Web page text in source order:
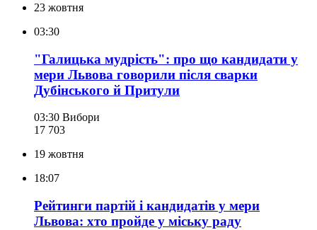
23 жовтня
03:30
"Галицька мудрість": про що кандидати у
мери Львова говорили після сварки
Дубінського й Притули
03:30 Вибори
17 703
19 жовтня
18:07
Рейтинги партій і кандидатів у мери
Львова: хто пройде у міську раду